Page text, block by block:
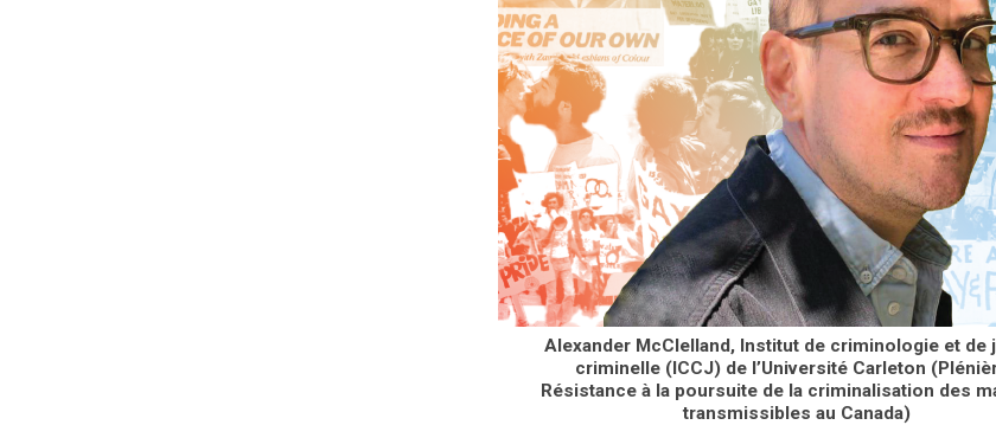
Alexander McClelland, Institut de criminologie et de
criminelle (ICCJ) de l’Université Carleton
Résistance à la poursuite de la criminalisation des
transmissibles au Canada)